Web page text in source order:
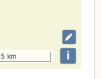
5 km i